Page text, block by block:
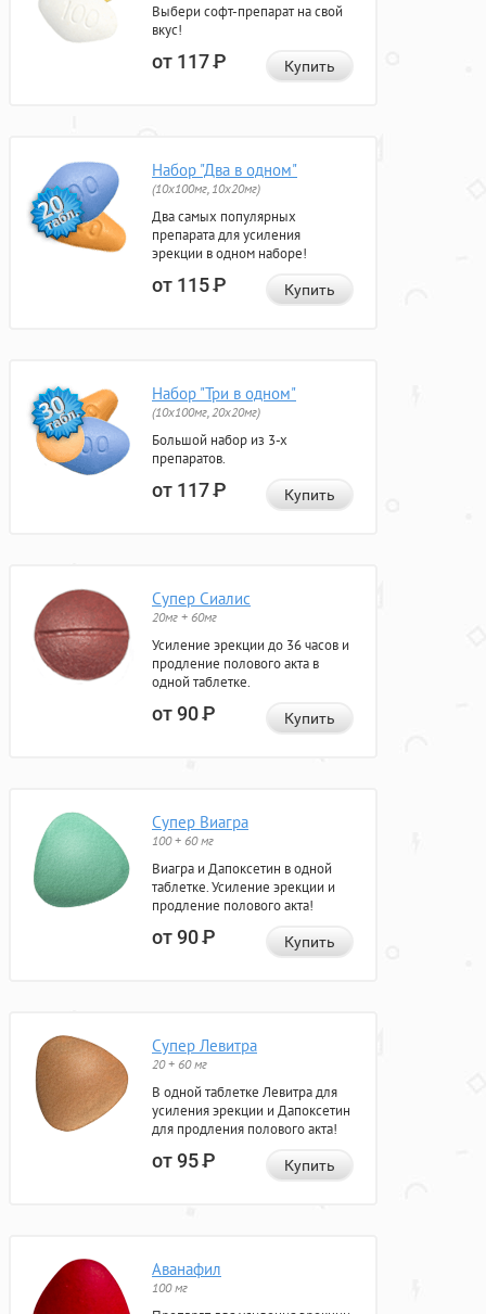
Выбери софт-препарат на свой
вкус!
от 117Р Купить
Набор "Два в одном"
(10x100мг, 10x20мг)
Два самых популярных
препарата для усиления
эрекции в одном наборе!
от 115Р Купить
Набор "Три в одном"
(10x100мг, 20x20мг)
Большой набор из 3-х
препаратов.
от 117Р Купить
Супер Сиалис
20мг + 60мг
Усиление эрекции до 36 часов и
продление полового акта в
одной таблетке.
от 90Р Купить
Супер Виагра
100 + 60 мг
Виагра и Дапоксетин в одной
таблетке. Усиление эрекции и
продление полового акта!
от 90Р Купить
Супер Левитра
20 + 60 мг
В одной таблетке Левитра для
усиления эрекции и Дапоксетин
для продления полового акта!
от 95Р Купить
Аванафил
100 мг